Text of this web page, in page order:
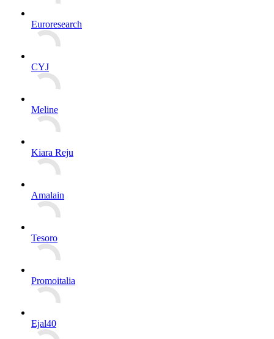
Euroresearch
CYJ
Meline
Kiara Reju
Amalain
Tesoro
Promoitalia
Ejal40